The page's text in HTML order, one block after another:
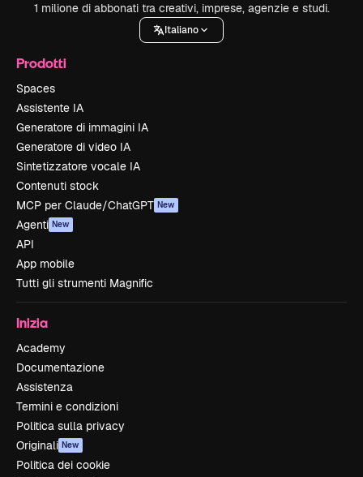
1 milione di abbonati tra creativi, imprese, agenzie e studi.
Italiano
Prodotti
Spaces
Assistente IA
Generatore di immagini IA
Generatore di video IA
Sintetizzatore vocale IA
Contenuti stock
MCP per Claude/ChatGPT New
Agenti New
API
App mobile
Tutti gli strumenti Magnific
Inizia
Academy
Documentazione
Assistenza
Termini e condizioni
Politica sulla privacy
Originali New
Politica dei cookie